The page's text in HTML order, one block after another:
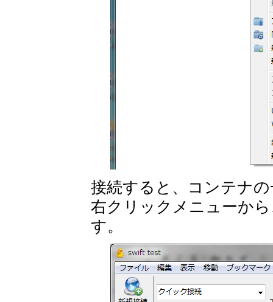
接続すると、コンテナ
右クリックメニューか
す。